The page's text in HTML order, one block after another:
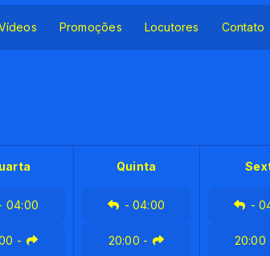
Promoções Locutores Contato
04:00
-
Quinta
-04:00
20:00 -
-
20:00